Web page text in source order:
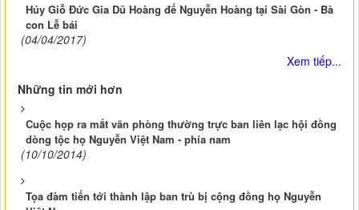
Húy Giỗ Đức Gia Dũ Hoàng đế Nguyễn Hoàng tại Sài Gòn - Bà
con Lễ bái
(04/04/2017)
Xem tiếp...
Những tin mới hơn
Cuộc họp ra mắt văn phòng thường trực ban liên lạc hội đồng
dòng tộc họ Nguyễn Việt Nam - phía nam
(10/10/2014)
Tọa đàm tiến tới thành lập ban trù bị cộng đồng họ Nguyễn